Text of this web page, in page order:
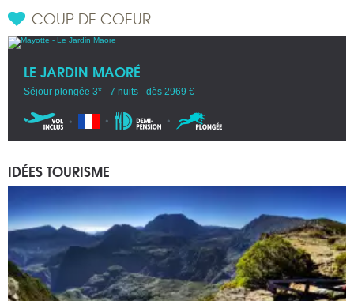
COUP DE COEUR
LE JARDIN MAORÉ
Séjour plongée 3* - 7 nuits - dès 2969 €
IDÉES TOURISME